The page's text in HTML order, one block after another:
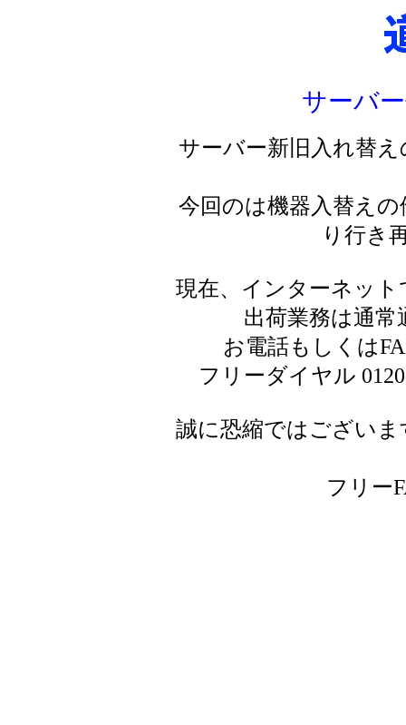
サーバ
サーバー新旧入れ替
今回のは機器入替え
り行き
現在、インターネッ
出荷業務は通
お電話もしくは
フリーダイヤル
誠に恐縮ではござい
フリー